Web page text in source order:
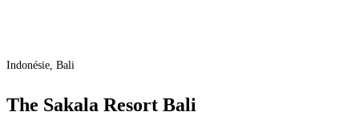
Indonésie, Bali
The Sakala Resort Bali